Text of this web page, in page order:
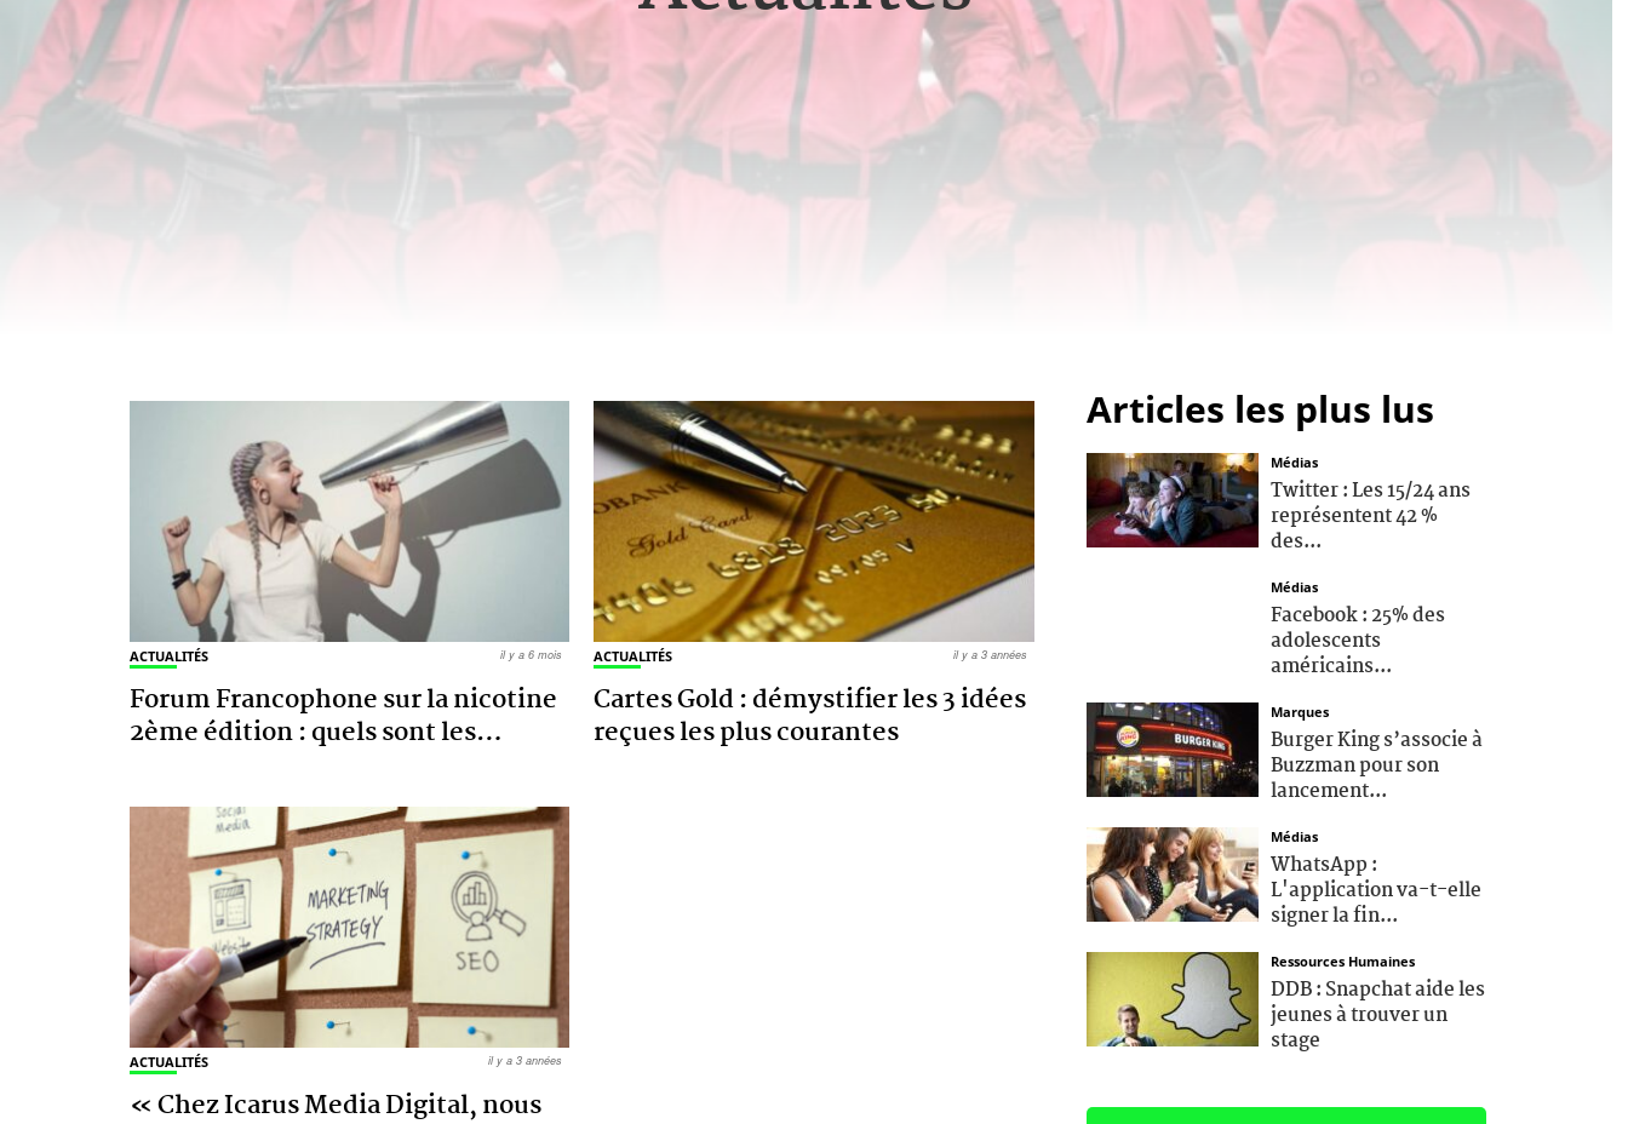
ACTUALITÉS
Forum Francophone sur la nicotine
2ème édition : quels sont les…
il y a 6 mois ACTUALITÉS
Cartes Gold : démystifier les 3 idées
reçues les plus courantes
il y a 3 années
ACTUALITÉS
« Chez Icarus Media Digital, nous
il y a 3 années
Articles les plus lus
Médias
Twitter : Les 15/24 ans
représentent 42 %
des...
Médias
Facebook : 25% des
adolescents
américains...
Marques
Burger King s’associe à
Buzzman pour son
lancement...
Médias
WhatsApp :
L'application va-t-elle
signer la fin...
Ressources Humaines
DDB : Snapchat aide les
jeunes à trouver un
stage